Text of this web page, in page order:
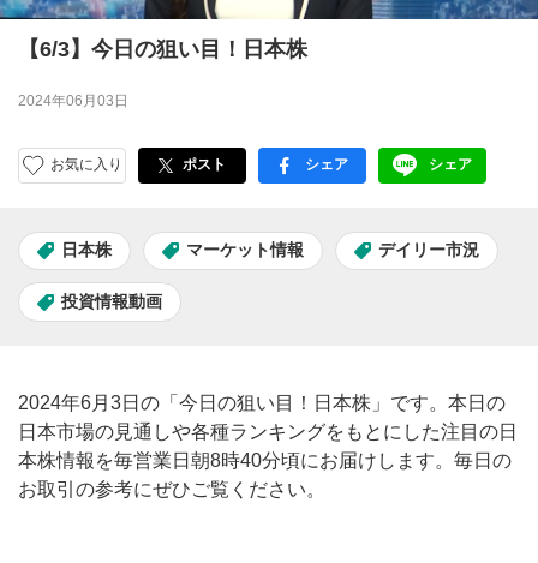
【6/3】今日の狙い目！日本株
2024年06月03日
お気に入り ポスト facebook
シェア LINE
シェア
日本株 マーケット情報 デイリー市況
投資情報動画
2024年6月3日の「今日の狙い目！日本株」です。本日の
日本市場の見通しや各種ランキングをもとにした注目の日
本株情報を毎営業日朝8時40分頃にお届けします。毎日の
お取引の参考にぜひご覧ください。